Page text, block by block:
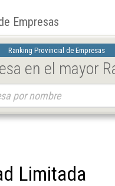
Empresas
Ranking Provincial de Empresas
en el mayor
Limitada